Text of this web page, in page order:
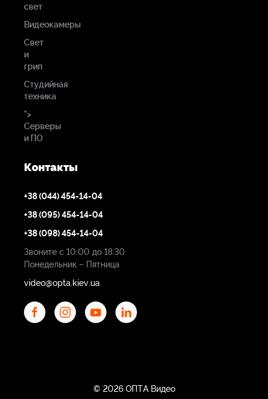
свет
Видеокамеры
Свет
и
грип
Студийная
техника
">
Серверы
и ПО
Контакты
+38 (044) 454-14-04
+38 (095) 454-14-04
+38 (098) 454-14-04
Звоните с 10:00 до 18:30
Понедельник – Пятница
video@opta.kiev.ua
© 2026 ОПТА Видео